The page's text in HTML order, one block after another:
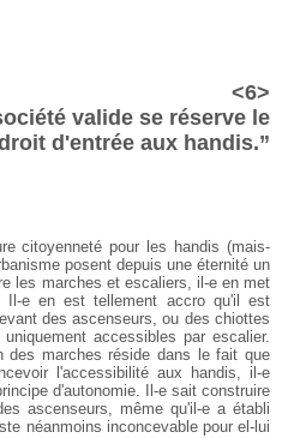
<6>
valide se réserve le
d'entrée aux handis.”
citoyenneté pour les handis (mais-
posent depuis une éternité un
les marches et escaliers, il-e en met
e en est tellement accro qu'il est
des ascenseurs, ou des chiottes
accessibles par escalier.
des marches réside dans le fait que
l'accessibilité aux handis, il-e
d'autonomie. Il-e sait construire
ascenseurs, même qu'il-e a établi
néanmoins inconcevable pour el-lui